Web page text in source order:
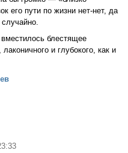
его пути по жизни нет-нет, да
блестящее
и глубокого, как и
о Валентине